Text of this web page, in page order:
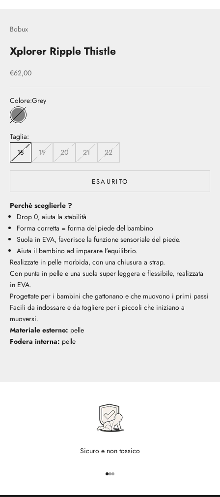
Bobux
Xplorer Ripple Thistle
Prezzo scontato
€62,00
Colore:Grey
Grey
Taglia:
18
19 20 21 22
ESAURITO
Perchè sceglierle ?
Drop 0, aiuta la stabilità
Forma corretta = forma del piede del bambino
Suola in EVA, favorisce la funzione sensoriale del piede.
Aiuta il bambino ad imparare l'equilibrio.
Realizzate in pelle morbida, con una chiusura a strap.
Con punta in pelle e una suola super leggera e flessibile, realizzata
in EVA.
Progettate per i bambini che gattonano e che muovono i primi passi
Facili da indossare e da togliere per i piccoli che iniziano a
muoversi.
Materiale esterno: pelle
Fodera interna: pelle
Sicuro e non tossico
Vai all'articolo 1
Vai all'articolo 2
Vai all'articolo 3